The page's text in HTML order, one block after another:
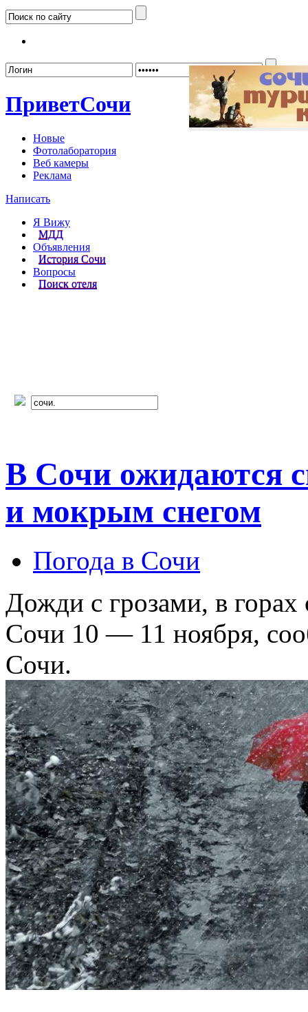
ПриветСочи
Новые
Фотолаборатория
Веб камеры
Реклама
Написать
Я Вижу
МДД
Объявления
История Сочи
Вопросы
Поиск отеля
В Сочи ожидаются
и мокрым снегом
Погода в Сочи
Дожди с грозами, в
Сочи 10 — 11 ноября,
Сочи.